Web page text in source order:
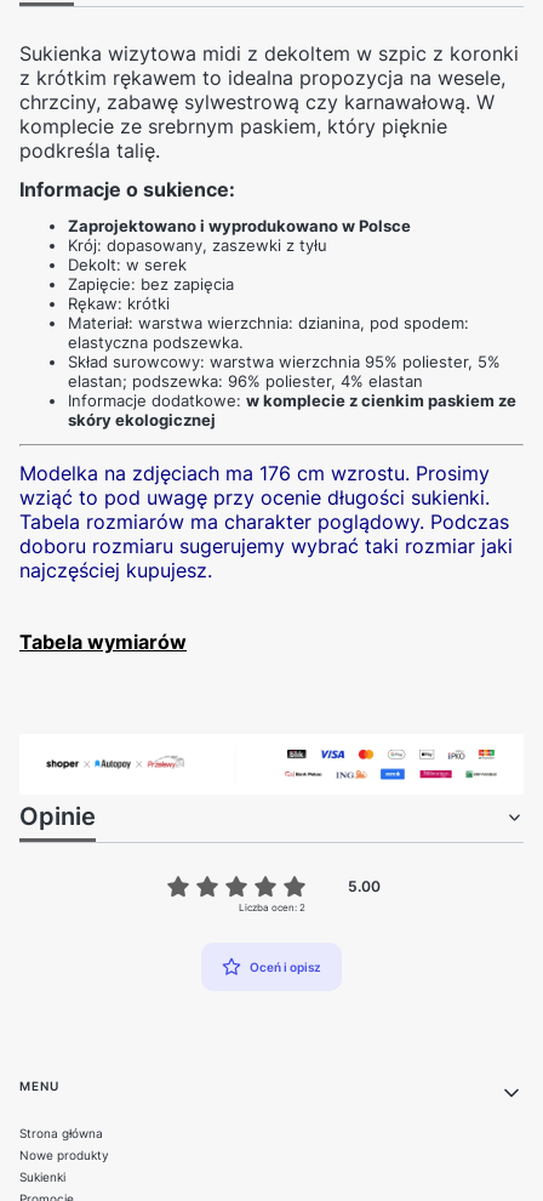
Sukienka wizytowa midi z dekoltem w szpic z koronki
z krótkim rękawem to idealna propozycja na wesele,
chrzciny, zabawę sylwestrową czy karnawałową. W
komplecie ze srebrnym paskiem, który pięknie
podkreśla talię.
Informacje o sukience:
Zaprojektowano i wyprodukowano w Polsce
Krój: dopasowany, zaszewki z tyłu
Dekolt: w serek
Zapięcie: bez zapięcia
Rękaw: krótki
Materiał: warstwa wierzchnia: dzianina, pod spodem:
elastyczna podszewka.
Skład surowcowy: warstwa wierzchnia 95% poliester, 5%
elastan; podszewka: 96% poliester, 4% elastan
Informacje dodatkowe: w komplecie z cienkim paskiem ze
skóry ekologicznej
Modelka na zdjęciach ma 176 cm wzrostu. Prosimy
wziąć to pod uwagę przy ocenie długości sukienki.
Tabela rozmiarów ma charakter poglądowy. Podczas
doboru rozmiaru sugerujemy wybrać taki rozmiar jaki
najczęściej kupujesz.
Tabela wymiarów
Opinie
5.00
Liczba ocen: 2
Oceń i opisz
Linki w stopce
MENU
Strona główna
Nowe produkty
Sukienki